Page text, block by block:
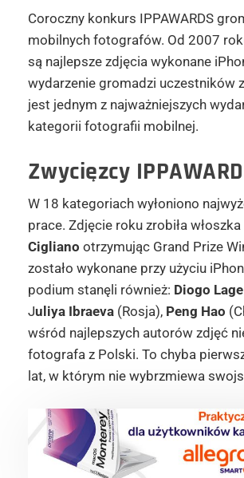
Coroczny konkurs IPPAWARDS
mobilnych fotografów. Od 2007
są najlepsze zdjęcia wykonane
wydarzenie gromadzi uczestników
jest jednym z najważniejszych
kategorii fotografii mobilnej.
Zwycięzcy
W 18 kategoriach wyłoniono
prace. Zdjęcie roku zrobiła włoszka
Cigliano otrzymując Grand Prize
zostało wykonane przy użyciu
podium stanęli również: Diogo Lage
Juliya Ibraeva(Rosja), Peng Hao
wśród najlepszych autorów zdjęć
fotografa z Polski. To chyba
lat, w którym nie wybrzmiewa